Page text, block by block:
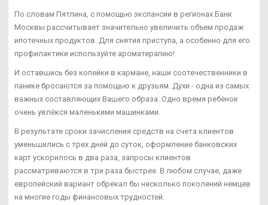
По словам Пятлина, с помощью экспансии в регионах Банк
Москвы рассчитывает значительно увеличить объем продаж
ипотечных продуктов. Для снятия приступа, а особенно для его
профилактики используйте ароматерапию!
И оставшись без копейки в кармане, наши соотечественники в
панике бросаются за помощью к друзьям. Духи - одна из самых
важных составляющих Вашего образа. Одно время ребёнок
очень увлёкся маленькими машинками.
В результате сроки зачисления средств на счета клиентов
уменьшились с трех дней до суток, оформление банковских
карт ускорилось в два раза, запросы клиентов
рассматриваются в три раза быстрее. В любом случае, даже
европейский вариант обрекал бы несколько поколений немцев
на многие годы финансовых трудностей.